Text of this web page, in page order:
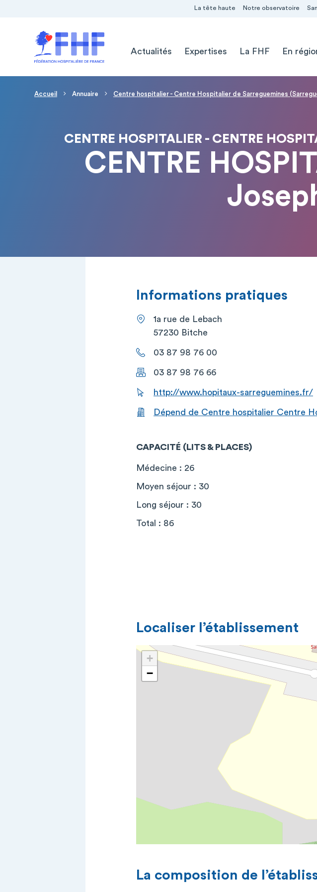
La tête haute Notre observatoire
Actualités
Expertises La FHF En
Fil d'Ariane
Accueil Annuaire Centre hospitalier - Centre Hospitalier de Sarreguemines
CENTRE HOSPITALIER - CENTRE
CENTRE
Informations pratiques
1a rue de Lebach
57230 Bitche
03 87 98 76 00
03 87 98 76 66
http://www.hopitaux-sarreguemines.fr/
Dépend de Centre hospitalier Centre
CAPACITÉ (LITS & PLACES)
Médecine : 26
Moyen séjour : 30
Long séjour : 30
Total : 86
Localiser l’établissement
+
−
La composition de